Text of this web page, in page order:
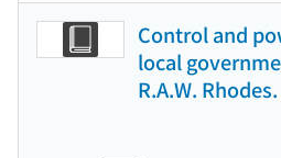
Control and
local
R.A.W.